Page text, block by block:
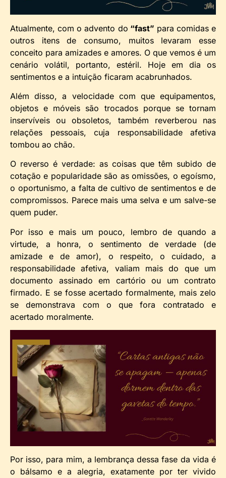
Atualmente, com o advento do “fast” para comidas e
outros itens de consumo, muitos levaram esse
conceito para amizades e amores. O que vemos é um
cenário volátil, portanto, estéril. Hoje em dia os
sentimentos e a intuição ficaram acabrunhados.
Além disso, a velocidade com que equipamentos,
objetos e móveis são trocados porque se tornam
inservíveis ou obsoletos, também reverberou nas
relações pessoais, cuja responsabilidade afetiva
tombou ao chão.
O reverso é verdade: as coisas que têm subido de
cotação e popularidade são as omissões, o egoísmo,
o oportunismo, a falta de cultivo de sentimentos e de
compromissos. Parece mais uma selva e um salve-se
quem puder.
Por isso e mais um pouco, lembro de quando a
virtude, a honra, o sentimento de verdade (de
amizade e de amor), o respeito, o cuidado, a
responsabilidade afetiva, valiam mais do que um
documento assinado em cartório ou um contrato
firmado. E se fosse acertado formalmente, mais zelo
se demonstrava com o que fora contratado e
acertado moralmente.
Por isso, para mim, a lembrança dessa fase da vida é
o bálsamo e a alegria, exatamente por ter vivido